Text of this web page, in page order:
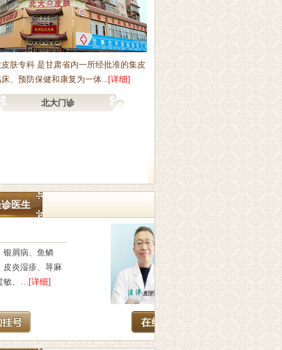
肤专科 是甘肃省内一所经批准的集皮
、预防保健和康复为一体...[详细]
北大门诊
医生
汪洋，毕业于湖北医科大
学，从事皮肤诊疗20余年，
长期致力于研究…
[详细]
吴
擅
疣
平